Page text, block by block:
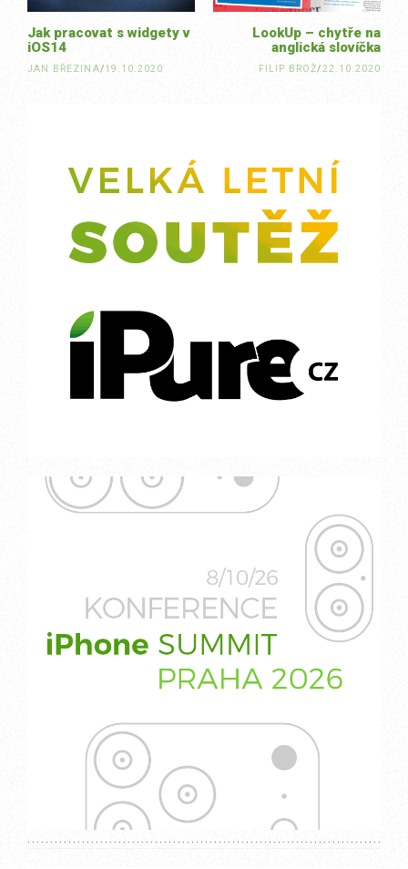
LookUp – chytře na
anglická slovíčka
FILIP BROŽ/22.10.2020
Jak pracovat s widgety v
iOS14
JAN BŘEZINA/19.10.2020